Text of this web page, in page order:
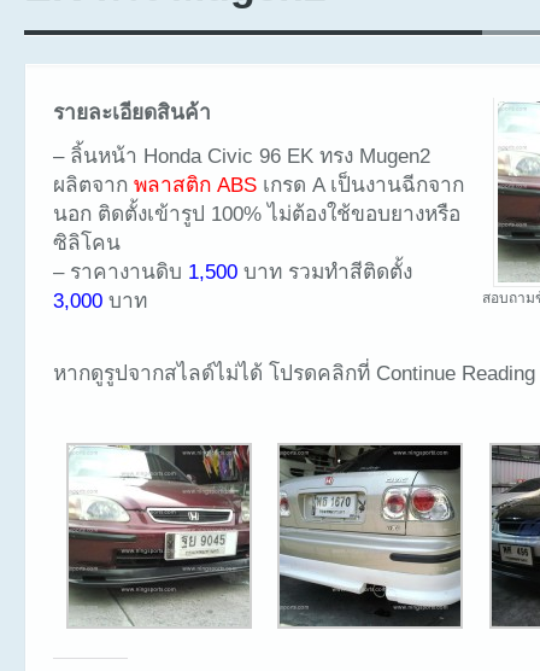
สอบถาม
รายละเอียดสินค้า
– ลิ้นหน้า Honda Civic 96 EK ทรง Mugen2
ผลิตจาก พลาสติก ABS เกรด A เป็นงานฉีกจาก
นอก ติดตั้งเข้ารูป 100% ไม่ต้องใช้ขอบยางหรือ
ซิลิโคน
– ราคางานดิบ 1,500 บาท รวมทำสีติดตั้ง
3,000 บาท
หากดูรูปจากสไลด์ไม่ได้ โปรดคลิกที่ Continue Reading